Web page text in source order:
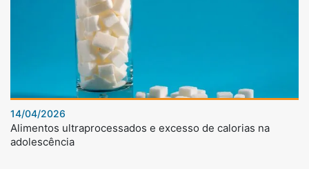
14/04/2026
Alimentos ultraprocessados e excesso de calorias na
adolescência